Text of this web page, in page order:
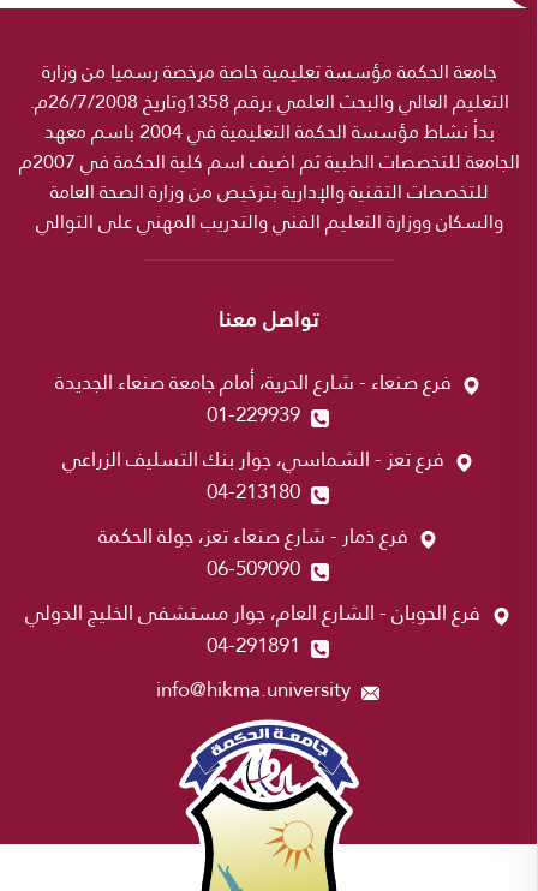
جامعة الحكمة مؤسسة تعليمية خاصة مرخصة رسميا من وزارة
التعليم العالي والبحث العلمي برقم 1358وتاريخ 26/7/2008م.
بدأ نشاط مؤسسة الحكمة التعليمية في 2004 باسم معهد
الجامعة للتخصصات الطبية ثم اضيف اسم كلية الحكمة في 2007م
للتخصصات التقنية والإدارية بترخيص من وزارة الصحة العامة
والسكان ووزارة التعليم الفني والتدريب المهني على التوالي
تواصل معنا
فرع صنعاء - شارع الحرية، أمام جامعة صنعاء الجديدة
01-229939
فرع تعز - الشماسي، جوار بنك التسليف الزراعي
04-213180
فرع ذمار - شارع صنعاء تعز، جولة الحكمة
06-509090
فرع الحوبان - الشارع العام، جوار مستشفى الخليج الدولي
04-291891
info@hikma.university